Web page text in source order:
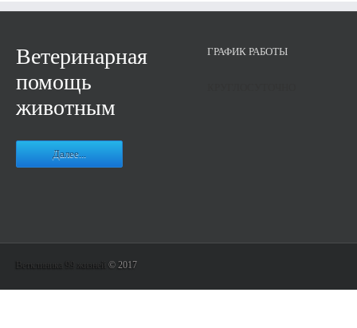
Ветеринарная
помощь
животным
Далее...
ГРАФИК РАБОТЫ
Ветклиника 99 жизней © 2017